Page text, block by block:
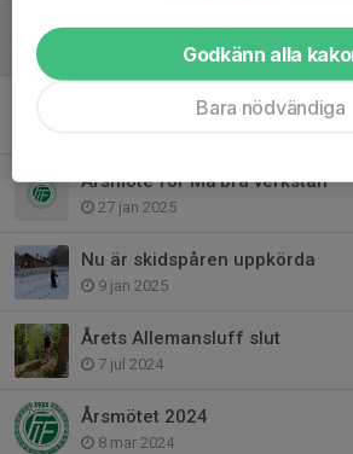
Välkommen till årets
Årsmöte - Österfärnebo If
Årsmöte för Må’bra verkstan
27 jan 2025
Nu är skidspåren uppkörda
9 jan 2025
Årets Allemansluff slut
7 jul 2024
Årsmötet 2024
8 mar 2024
Godkänn alla
Bara nödvändiga